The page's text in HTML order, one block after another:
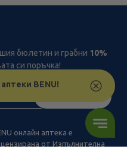
BENU!
бюлетин и грабни 10%
си поръчка!
онлайн аптека е
от Изпълнителна